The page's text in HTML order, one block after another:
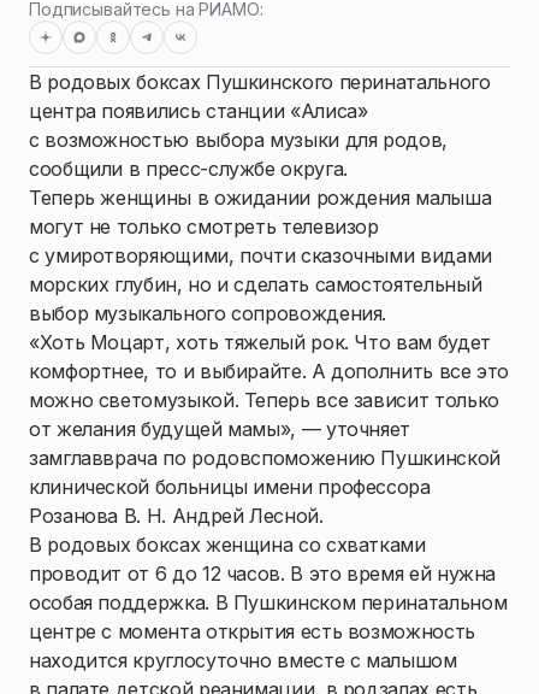
Подписывайтесь на РИАМО:
В родовых боксах Пушкинского перинатального
центра появились станции «Алиса»
с возможностью выбора музыки для родов,
сообщили в пресс-службе округа.
Теперь женщины в ожидании рождения малыша
могут не только смотреть телевизор
с умиротворяющими, почти сказочными видами
морских глубин, но и сделать самостоятельный
выбор музыкального сопровождения.
«Хоть Моцарт, хоть тяжелый рок. Что вам будет
комфортнее, то и выбирайте. А дополнить все это
можно светомузыкой. Теперь все зависит только
от желания будущей мамы», — уточняет
замглавврача по родовспоможению Пушкинской
клинической больницы имени профессора
Розанова В. Н. Андрей Лесной.
В родовых боксах женщина со схватками
проводит от 6 до 12 часов. В это время ей нужна
особая поддержка. В Пушкинском перинатальном
центре с момента открытия есть возможность
находится круглосуточно вместе с малышом